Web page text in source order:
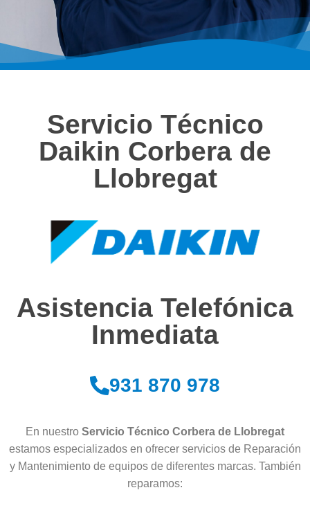
Servicio Técnico
Daikin Corbera de
Llobregat
Asistencia Telefónica
Inmediata
931 870 978
En nuestro Servicio Técnico Corbera de Llobregat
estamos especializados en ofrecer servicios de Reparación
y Mantenimiento de equipos de diferentes marcas. También
reparamos: